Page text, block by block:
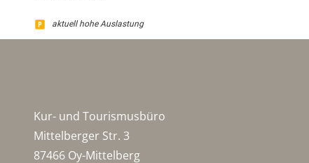
aktuell hohe Auslastung
Kur- und Tourismusbüro
Mittelberger Str. 3
87466 Oy-Mittelberg